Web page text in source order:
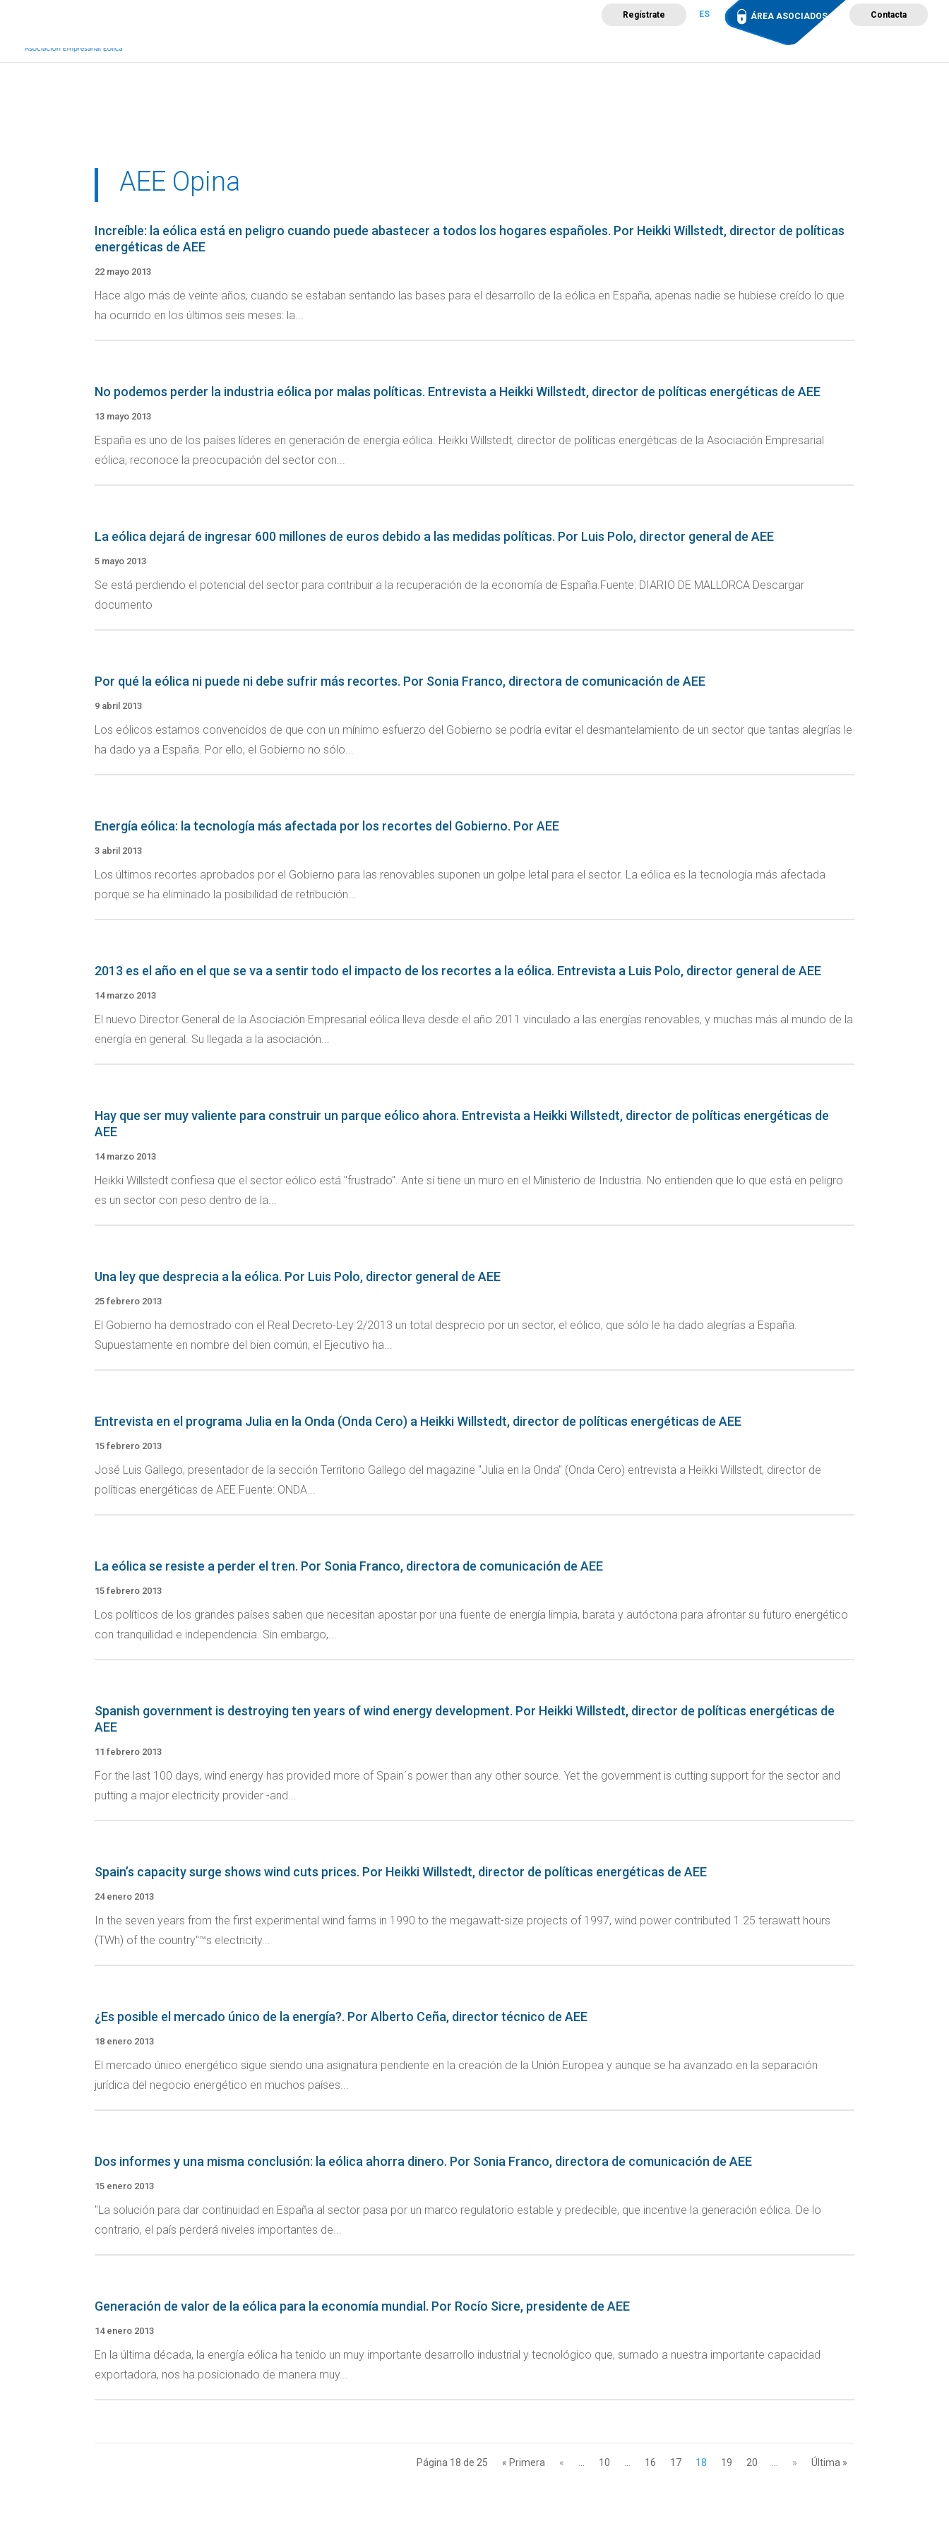
Regístrate ES ÁREA ASOCIADOS Contacta
Campus de Formación
AEE Opina
Increíble: la eólica está en peligro cuando puede abastecer a todos los hogares españoles. Por Heikki Willstedt, director de políticas
energéticas de AEE
22 mayo 2013
Hace algo más de veinte años, cuando se estaban sentando las bases para el desarrollo de la eólica en España, apenas nadie se hubiese creído lo que
ha ocurrido en los últimos seis meses: la...
No podemos perder la industria eólica por malas políticas. Entrevista a Heikki Willstedt, director de políticas energéticas de AEE
13 mayo 2013
España es uno de los países líderes en generación de energía eólica. Heikki Willstedt, director de políticas energéticas de la Asociación Empresarial
eólica, reconoce la preocupación del sector con...
La eólica dejará de ingresar 600 millones de euros debido a las medidas políticas. Por Luis Polo, director general de AEE
5 mayo 2013
Se está perdiendo el potencial del sector para contribuir a la recuperación de la economía de España.Fuente: DIARIO DE MALLORCA Descargar
documento
Por qué la eólica ni puede ni debe sufrir más recortes. Por Sonia Franco, directora de comunicación de AEE
9 abril 2013
Los eólicos estamos convencidos de que con un mínimo esfuerzo del Gobierno se podría evitar el desmantelamiento de un sector que tantas alegrías le
ha dado ya a España. Por ello, el Gobierno no sólo...
Energía eólica: la tecnología más afectada por los recortes del Gobierno. Por AEE
3 abril 2013
Los últimos recortes aprobados por el Gobierno para las renovables suponen un golpe letal para el sector. La eólica es la tecnología más afectada
porque se ha eliminado la posibilidad de retribución...
2013 es el año en el que se va a sentir todo el impacto de los recortes a la eólica. Entrevista a Luis Polo, director general de AEE
14 marzo 2013
El nuevo Director General de la Asociación Empresarial eólica lleva desde el año 2011 vinculado a las energías renovables, y muchas más al mundo de la
energía en general. Su llegada a la asociación...
Hay que ser muy valiente para construir un parque eólico ahora. Entrevista a Heikki Willstedt, director de políticas energéticas de
AEE
14 marzo 2013
Heikki Willstedt confiesa que el sector eólico está "frustrado". Ante sí tiene un muro en el Ministerio de Industria. No entienden que lo que está en peligro
es un sector con peso dentro de la...
Una ley que desprecia a la eólica. Por Luis Polo, director general de AEE
25 febrero 2013
El Gobierno ha demostrado con el Real Decreto-Ley 2/2013 un total desprecio por un sector, el eólico, que sólo le ha dado alegrías a España.
Supuestamente en nombre del bien común, el Ejecutivo ha...
Entrevista en el programa Julia en la Onda (Onda Cero) a Heikki Willstedt, director de políticas energéticas de AEE
15 febrero 2013
José Luis Gallego, presentador de la sección Territorio Gallego del magazine "Julia en la Onda" (Onda Cero) entrevista a Heikki Willstedt, director de
políticas energéticas de AEE.Fuente: ONDA...
La eólica se resiste a perder el tren. Por Sonia Franco, directora de comunicación de AEE
15 febrero 2013
Los políticos de los grandes países saben que necesitan apostar por una fuente de energía limpia, barata y autóctona para afrontar su futuro energético
con tranquilidad e independencia. Sin embargo,...
Spanish government is destroying ten years of wind energy development. Por Heikki Willstedt, director de políticas energéticas de
AEE
11 febrero 2013
For the last 100 days, wind energy has provided more of Spain´s power than any other source. Yet the government is cutting support for the sector and
putting a major electricity provider -and...
Spain’s capacity surge shows wind cuts prices. Por Heikki Willstedt, director de políticas energéticas de AEE
24 enero 2013
In the seven years from the first experimental wind farms in 1990 to the megawatt-size projects of 1997, wind power contributed 1.25 terawatt hours
(TWh) of the country"™s electricity...
¿Es posible el mercado único de la energía?. Por Alberto Ceña, director técnico de AEE
18 enero 2013
El mercado único energético sigue siendo una asignatura pendiente en la creación de la Unión Europea y aunque se ha avanzado en la separación
jurídica del negocio energético en muchos países...
Dos informes y una misma conclusión: la eólica ahorra dinero. Por Sonia Franco, directora de comunicación de AEE
15 enero 2013
"La solución para dar continuidad en España al sector pasa por un marco regulatorio estable y predecible, que incentive la generación eólica. De lo
contrario, el país perderá niveles importantes de...
Generación de valor de la eólica para la economía mundial. Por Rocío Sicre, presidente de AEE
14 enero 2013
En la última década, la energía eólica ha tenido un muy importante desarrollo industrial y tecnológico que, sumado a nuestra importante capacidad
exportadora, nos ha posicionado de manera muy...
Página 18 de 25 « Primera « 10 16 17 18 19 20 » Última »